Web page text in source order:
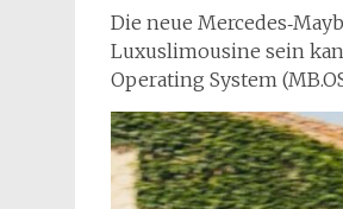
Die neue
Luxuslimousine sein
Operating System